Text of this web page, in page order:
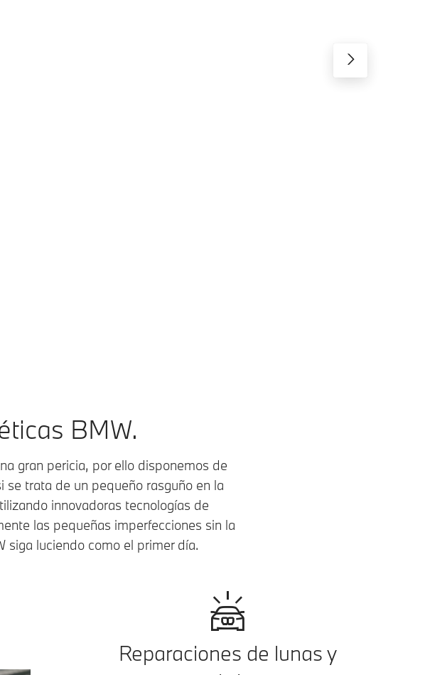
BMW.
gran pericia, por ello disponemos de
se trata de un pequeño rasguño en la
innovadoras tecnologías de
las pequeñas imperfecciones sin la
siga luciendo como el primer día.
Reparaciones de lunas y